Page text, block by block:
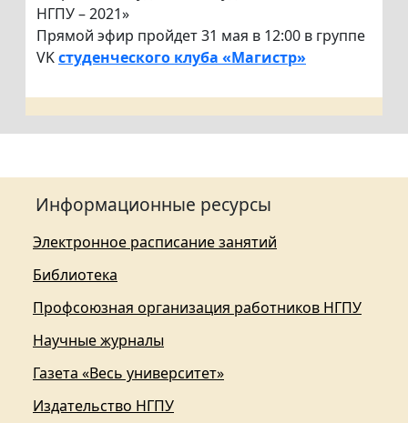
НГПУ – 2021»
Прямой эфир пройдет 31 мая в 12:00 в группе
VKстуденческого клуба «Магистр»
Информационные ресурсы
Электронное расписание занятий
Библиотека
Профсоюзная организация работников НГПУ
Научные журналы
Газета «Весь университет»
Издательство НГПУ